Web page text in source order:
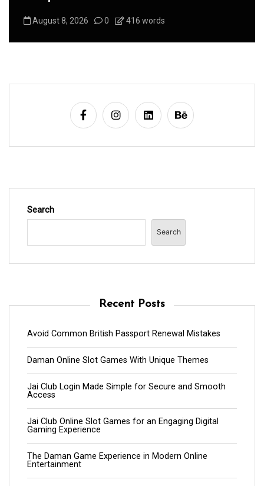
August 8, 2026 0 416 words
Search
Search
Recent Posts
Avoid Common British Passport Renewal Mistakes
Daman Online Slot Games With Unique Themes
Jai Club Login Made Simple for Secure and Smooth
Access
Jai Club Online Slot Games for an Engaging Digital
Gaming Experience
The Daman Game Experience in Modern Online
Entertainment